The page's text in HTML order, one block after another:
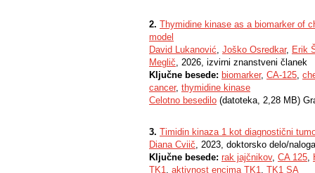
2. Thymidine kinase as a biomarker of
model
David Lukanović, Joško Osredkar, Erik
Meglič, 2026, izvirni znanstveni članek
Ključne besede: biomarker, CA-125,
cancer, thymidine kinase
Celotno besedilo (datoteka, 2,28 MB)
3. Timidin kinaza 1 kot diagnostični
Diana Cviič, 2023, doktorsko delo/naloga
Ključne besede: rak jajčnikov, CA 125,
TK1, aktivnost encima TK1, TK1 SA